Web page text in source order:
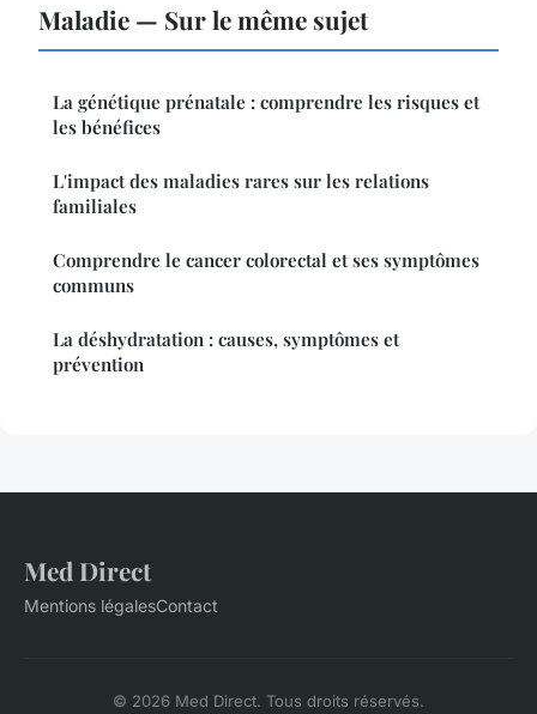
Maladie — Sur le même sujet
La génétique prénatale : comprendre les risques et
les bénéfices
L'impact des maladies rares sur les relations
familiales
Comprendre le cancer colorectal et ses symptômes
communs
La déshydratation : causes, symptômes et
prévention
Med Direct
Mentions légalesContact
© 2026 Med Direct. Tous droits réservés.